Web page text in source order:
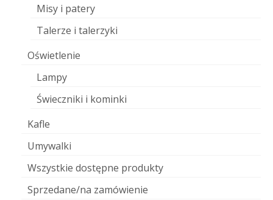
Misy i patery
Talerze i talerzyki
Oświetlenie
Lampy
Świeczniki i kominki
Kafle
Umywalki
Wszystkie dostępne produkty
Sprzedane/na zamówienie